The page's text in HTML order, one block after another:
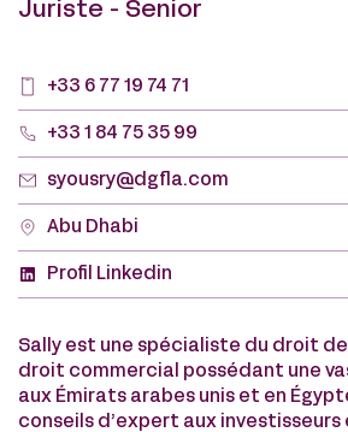
Juriste - Senior
+33 6 77 19 74 71
+33 1 84 75 35 99
syousry@dgfla.com
Abu Dhabi
Profil Linkedin
Sally est une spécialiste du droit
droit commercial possédant une
aux Émirats arabes unis et en
conseils d’expert aux investisseurs